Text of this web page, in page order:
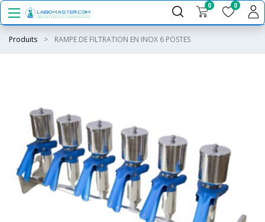
0 0
Produits RAMPE DE FILTRATION EN INOX 6 POSTES